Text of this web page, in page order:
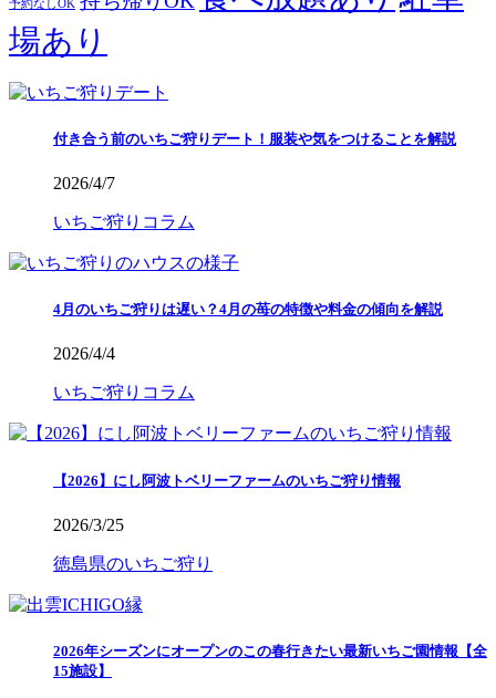
予約なしOK
場あり
付き合う前のいちご狩りデート！服装や気をつけることを解説
2026/4/7
いちご狩りコラム
4月のいちご狩りは遅い？4月の苺の特徴や料金の傾向を解説
2026/4/4
いちご狩りコラム
【2026】にし阿波トベリーファームのいちご狩り情報
2026/3/25
徳島県のいちご狩り
2026年シーズンにオープンのこの春行きたい最新いちご園情報【全
15施設】